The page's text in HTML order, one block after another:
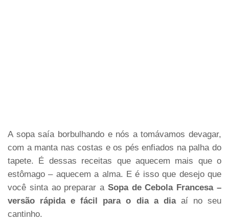
A sopa saía borbulhando e nós a tomávamos devagar,
com a manta nas costas e os pés enfiados na palha do
tapete. É dessas receitas que aquecem mais que o
estômago – aquecem a alma. E é isso que desejo que
você sinta ao preparar a Sopa de Cebola Francesa –
versão rápida e fácil para o dia a diaaí no seu
cantinho.